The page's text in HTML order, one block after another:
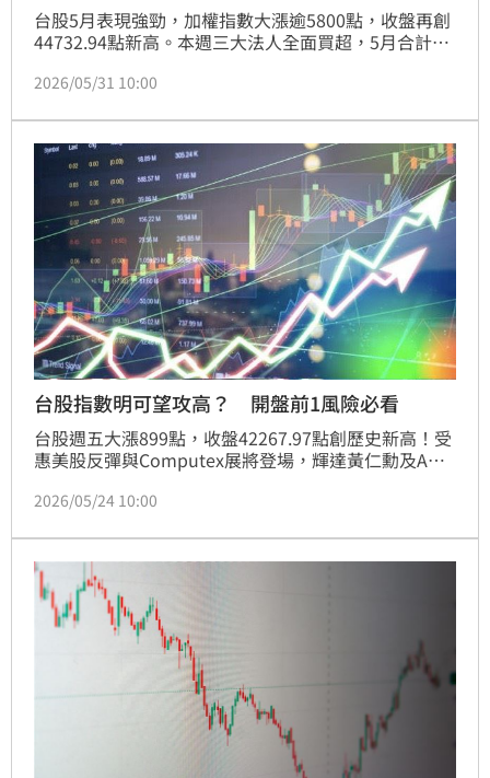
台股5月表現強勁，加權指數大漲逾5800點，收盤再創
44732.94點新高。本週三大法人全面買超，5月合計買
受惠AI伺服器與半導體需求擴大，電子產業獲利動能強
製程等利多題材，加上國內景氣燈號連5紅，台股有望
續戰新高。投資人可關注高速傳輸與封裝族群，並留意
市場波動風險。
2026/05/31 10:00
台股指數明可望攻高？ 開盤前1風險必看
台股週五大漲899點，收盤42267.97點創歷史新高！受
惠美股反彈與Computex展將登場，輝達黃仁勳及AMD
專家指出，全球半導體市場規模預計於2030年突破1.5
歧，投信仍連5週加碼。建議投資人聚焦半導體、光通
訊等強勢族群，並留意高檔震盪與聯準會利率政策變
數，謹慎布局優質個股。
2026/05/24 10:00